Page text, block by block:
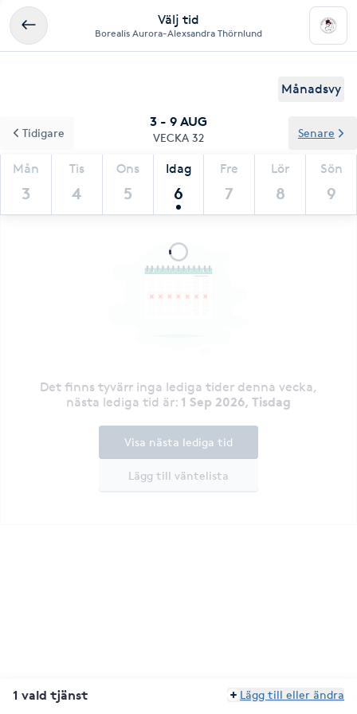
Välj tid
Borealis Aurora-Alexsandra Thörnlund
Månadsvy
3 - 9 AUG
VECKA 32
Mån
3
Tis
4
Ons
5
Idag
6
Fre
7
Lör
8
Sön
9
Tidigare Senare
Det finns tyvärr inga lediga tider denna vecka,
nästa lediga tid är: 1 Sep 2026, Tisdag
Lägg till väntelista
Visa nästa lediga tid
1 vald tjänst Lägg till eller ändra